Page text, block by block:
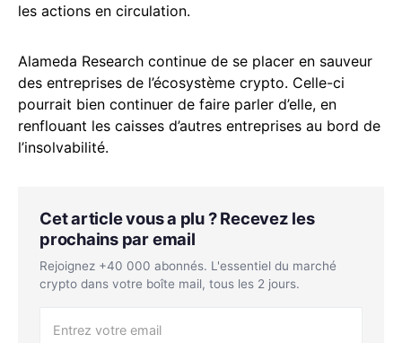
les actions en circulation.
Alameda Research continue de se placer en sauveur
des entreprises de l’écosystème crypto. Celle-ci
pourrait bien continuer de faire parler d’elle, en
renflouant les caisses d’autres entreprises au bord de
l’insolvabilité.
Cet article vous a plu ? Recevez les
prochains par email
Rejoignez +40 000 abonnés. L'essentiel du marché
crypto dans votre boîte mail, tous les 2 jours.